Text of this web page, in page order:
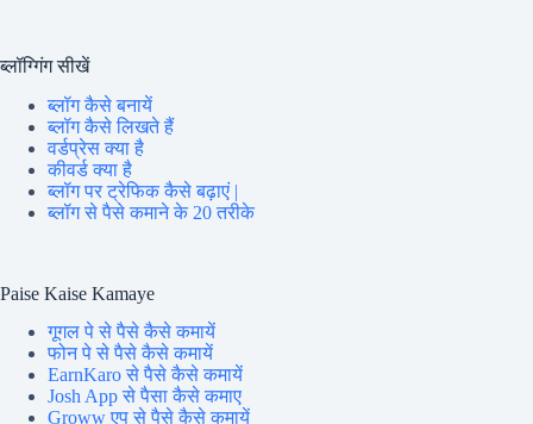
ब्लॉग्गिंग सीखें
ब्लॉग कैसे बनायें
ब्लॉग कैसे लिखते हैं
वर्डप्रेस क्या है
कीवर्ड क्या है
ब्लॉग पर ट्रेफिक कैसे बढ़ाएं |
ब्लॉग से पैसे कमाने के 20 तरीके
Paise Kaise Kamaye
गूगल पे से पैसे कैसे कमायें
फोन पे से पैसे कैसे कमायें
EarnKaro से पैसे कैसे कमायें
Josh App से पैसा कैसे कमाए
Groww एप से पैसे कैसे कमायें